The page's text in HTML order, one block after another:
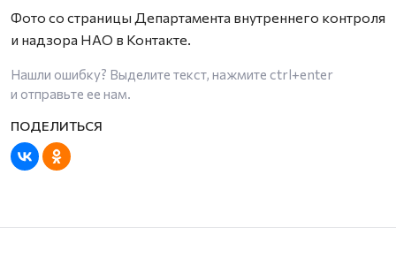
Фото со страницы Департамента внутреннего контроля
и надзора НАО в Контакте.
Нашли ошибку? Выделите текст, нажмите ctrl+enter
и отправьте ее нам.